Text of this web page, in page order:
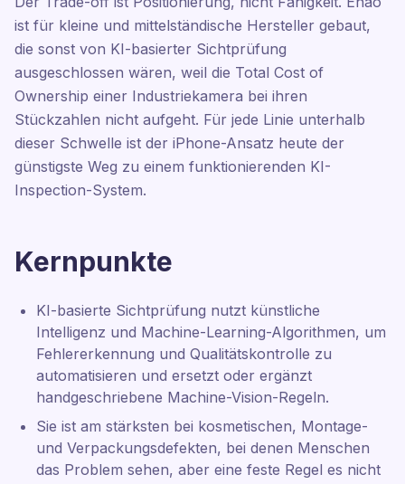
ist für kleine und mittelständische Hersteller gebaut,
die sonst von KI-basierter Sichtprüfung
ausgeschlossen wären, weil die Total Cost of
Ownership einer Industriekamera bei ihren
Stückzahlen nicht aufgeht. Für jede Linie unterhalb
dieser Schwelle ist der iPhone-Ansatz heute der
günstigste Weg zu einem funktionierenden KI-
Inspection-System.
Kernpunkte
KI-basierte Sichtprüfung nutzt künstliche
Intelligenz und Machine-Learning-Algorithmen, um
Fehlererkennung und Qualitätskontrolle zu
automatisieren und ersetzt oder ergänzt
handgeschriebene Machine-Vision-Regeln.
Sie ist am stärksten bei kosmetischen, Montage-
und Verpackungsdefekten, bei denen Menschen
das Problem sehen, aber eine feste Regel es nicht